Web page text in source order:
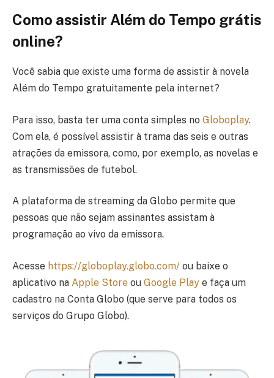
Como assistir Além do Tempo grátis
online?
Você sabia que existe uma forma de assistir à novela
Além do Tempo gratuitamente pela internet?
Para isso, basta ter uma conta simples no Globoplay.
Com ela, é possível assistir à trama das seis e outras
atrações da emissora, como, por exemplo, as novelas e
as transmissões de futebol.
A plataforma de streaming da Globo permite que
pessoas que não sejam assinantes assistam à
programação ao vivo da emissora.
Acesse https://globoplay.globo.com/ ou baixe o
aplicativo na Apple Store ou Google Play e faça um
cadastro na Conta Globo (que serve para todos os
serviços do Grupo Globo).